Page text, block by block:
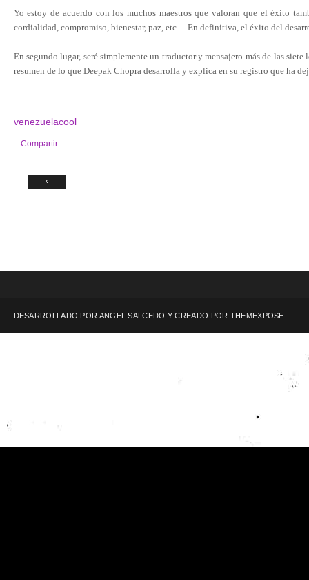
Yo estoy de acuerdo con los muchos maestros que valoran que el éxito
cordialidad, compromiso, bienestar, paz, etc… En definitiva, el éxito del
En segundo lugar, seré simplemente un traductor y mensajero más de las
resumen de lo que Deepak Chopra desarrolla y explica en su registro que ha
venezuelacool
Compartir
‹
DESARROLLADO POR ANGEL SALCEDO Y CREADO POR THEMEXPOSE